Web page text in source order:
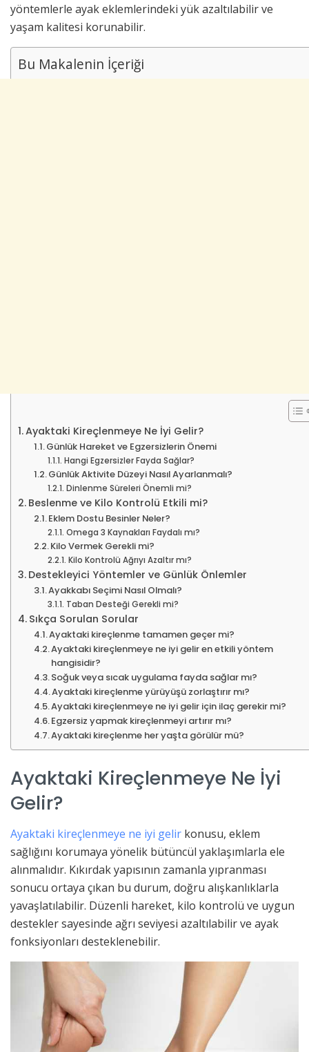
yöntemlerle ayak eklemlerindeki yük azaltılabilir ve
yaşam kalitesi korunabilir.
Bu Makalenin İçeriği
Ayaktaki Kireçlenmeye Ne İyi Gelir?
Günlük Hareket ve Egzersizlerin Önemi
Hangi Egzersizler Fayda Sağlar?
Günlük Aktivite Düzeyi Nasıl Ayarlanmalı?
Dinlenme Süreleri Önemli mi?
Beslenme ve Kilo Kontrolü Etkili mi?
Eklem Dostu Besinler Neler?
Omega 3 Kaynakları Faydalı mı?
Kilo Vermek Gerekli mi?
Kilo Kontrolü Ağrıyı Azaltır mı?
Destekleyici Yöntemler ve Günlük Önlemler
Ayakkabı Seçimi Nasıl Olmalı?
Taban Desteği Gerekli mi?
Sıkça Sorulan Sorular
Ayaktaki kireçlenme tamamen geçer mi?
Ayaktaki kireçlenmeye ne iyi gelir en etkili yöntem
hangisidir?
Soğuk veya sıcak uygulama fayda sağlar mı?
Ayaktaki kireçlenme yürüyüşü zorlaştırır mı?
Ayaktaki kireçlenmeye ne iyi gelir için ilaç gerekir mi?
Egzersiz yapmak kireçlenmeyi artırır mı?
Ayaktaki kireçlenme her yaşta görülür mü?
Ayaktaki Kireçlenmeye Ne İyi
Gelir?
Ayaktaki kireçlenmeye ne iyi gelir konusu, eklem
sağlığını korumaya yönelik bütüncül yaklaşımlarla ele
alınmalıdır. Kıkırdak yapısının zamanla yıpranması
sonucu ortaya çıkan bu durum, doğru alışkanlıklarla
yavaşlatılabilir. Düzenli hareket, kilo kontrolü ve uygun
destekler sayesinde ağrı seviyesi azaltılabilir ve ayak
fonksiyonları desteklenebilir.